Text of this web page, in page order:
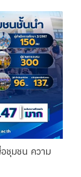
ชุมชน ความ